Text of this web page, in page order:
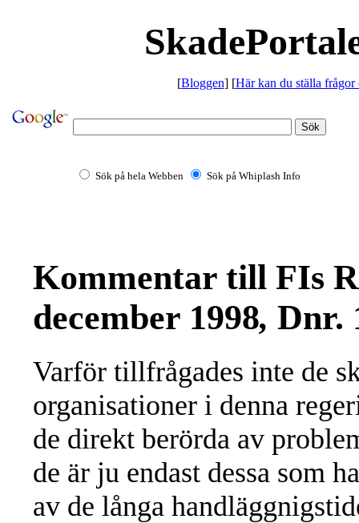
[Bloggen] [Här kan du ställa frågor
Sök på hela Webben Sök på Whiplash Info
Kommentar till FIs
december 1998, Dnr.
Varför tillfrågades inte de
organisationer i denna
de direkt berörda av
de är ju endast dessa som
av de långa